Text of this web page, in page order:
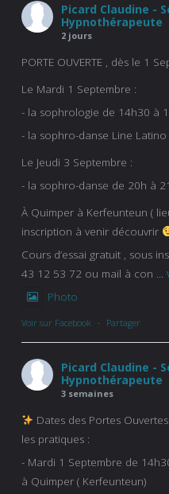
Picard Claudine -
Hypnothérapeute
2 jours
PORTE OUVERTE , dès le 1
Le Mardi 1 Septembre :
- la sophrologie de 14h30 à
- la sophro-danse Line
Le Jeudi 3 Septembre :
- la sophro-danse de 20h à
À Quimper à Kerfeunteun (
inscription à venir découvrir
Cours d’essai gratuit , sous
43 12 53 72 ou mail à con ...
Photo
Voir sur Facebook · Partager
Picard Claudine -
Hypnothérapeute
3 semaines
Dates des Portes
les pratiques :
- Mardi 1 Septembre de
à Quimper ( Kerfeunteun)